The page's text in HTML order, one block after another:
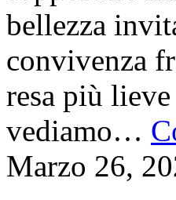
bellezza
convivenza
resa più
vediamo…
Marzo 26,